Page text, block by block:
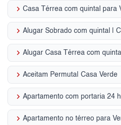
keyboard_arrow_right Casa Térrea com quintal para
keyboard_arrow_right Alugar Sobrado com quintal |
keyboard_arrow_right Alugar Casa Térrea com
keyboard_arrow_right Aceitam Permuta| Casa Verde
keyboard_arrow_right
keyboard_arrow_right Apartamento no térreo para